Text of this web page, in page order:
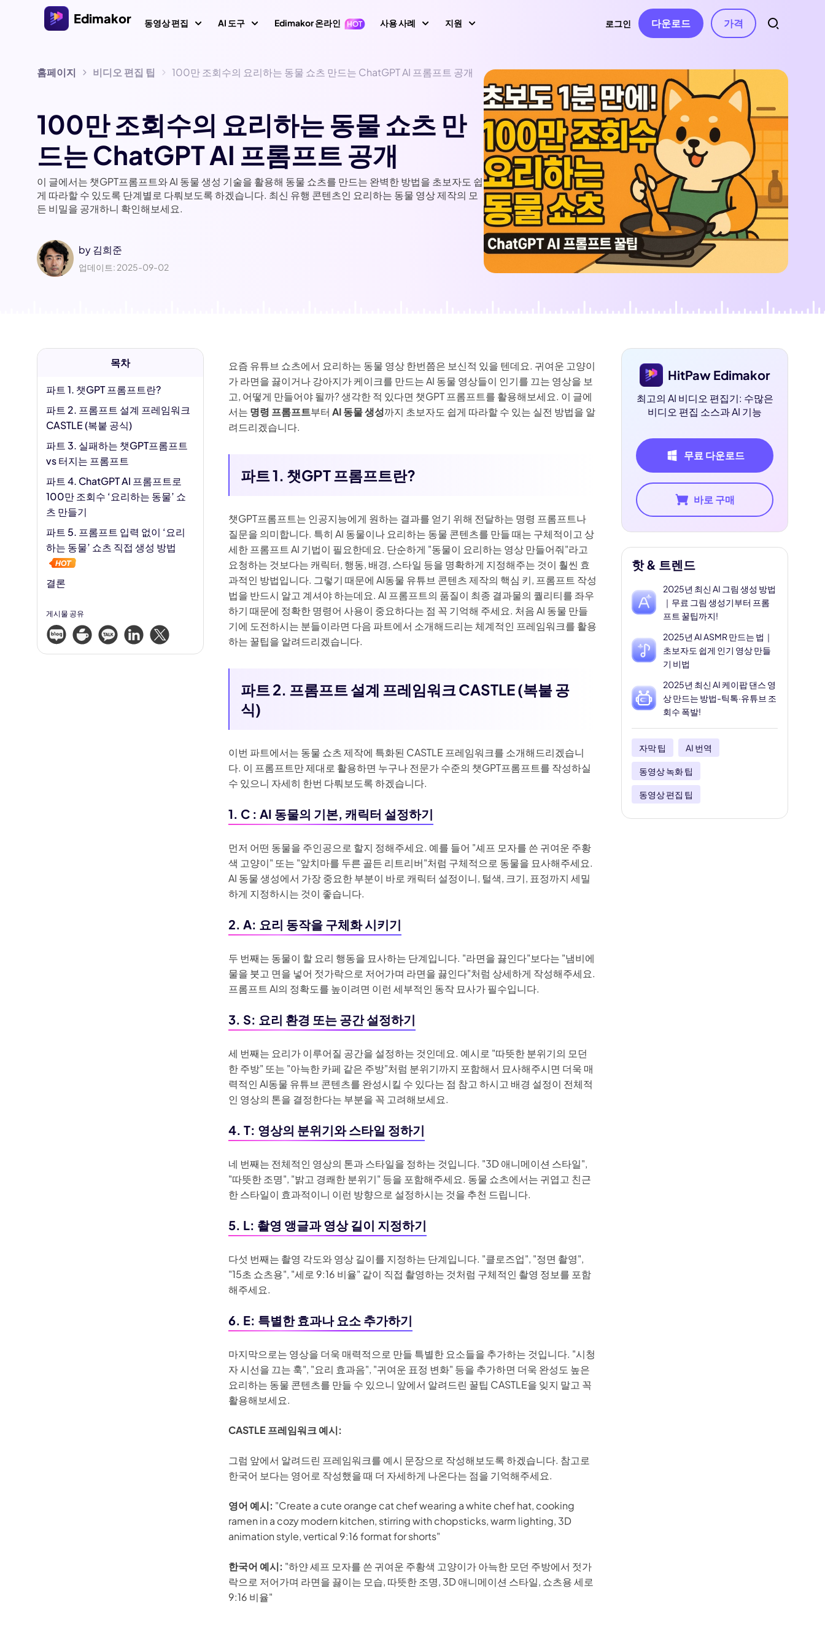
Edimakor 로그인 다운로드 가격
동영상 편집
플랫폼
Windows용 비디오 편집기
Windows 11/10를 위한 다양한 미디어 리소스를 갖춘
올인원 AI 비디오 편집기.
Mac용 비디오 편집기
Mac를 위한 다양한 AI 기능을 갖춘 간편한 비디오 편
집기.
동영상 편집
편집기
동영상 역재생 AI 동영상 생성
속도 램핑(속도 조절)
동영상 마스킹 오디오 편집
동영상 특수효과
동영상 필터
동영상 스티커
동영상 화면전화
동영상 템플릿
텍스트 애니메이션
AI 도구
모든 AI 기능 살펴보기
비디오/이미지
AI 아바타
성
이미지 동영상 변
환
동영상 번역
AI 말하는 사진 비디오 애니메이션
AI 노래하는 사진 AI 말하는 동물
자동 자막
음성 텍스트 변환
AI 동영상 스크립트
텍스트 기반 편집
오디오
AI 음악 생성
보컬 리무버
텍스트 음성 변환
음성 복제
AI 효과음
무음 구간 감지 및
제거
Edimakor 온라인 사용 사례
비디오 크리에이터
비디오 현지화
Nano Banana 이미지 프롬프트
AI ASMR 생성 AI 댄스 생성
AI 키스 생성 AI 포옹 영상 생성
AI 싸움 생성
텍스트로 브레인로트 비디오 생성 AI 성별 전환 필터
AI 산타 비디오
지원
지원 센터
가이드, 라이선스, 연락처
사용자 가이드
사용자 가이드 센터
How-to 글
All 팁 & 해결책
새로운 정보
최신 업데이트 & 수정 사항
YouTube
홈페이지 비디오 편집 팁 100만 조회수의 요리하는 동물 쇼츠 만드는 ChatGPT AI 프롬프트 공개
100만 조회수의 요리하는 동물 쇼츠 만
드는 ChatGPT AI 프롬프트 공개
이 글에서는 챗GPT프롬프트와 AI 동물 생성 기술을 활용해 동물 쇼츠를 만드는 완벽한 방법을 초보자도 쉽
게 따라할 수 있도록 단계별로 다뤄보도록 하겠습니다. 최신 유행 콘텐츠인 요리하는 동물 영상 제작의 모
든 비밀을 공개하니 확인해보세요.
by김희준
업데이트: 2025-09-02
목차
파트 1. 챗GPT 프롬프트란?
파트 2. 프롬프트 설계 프레임워크
CASTLE (복붙 공식)
파트 3. 실패하는 챗GPT프롬프트
vs 터지는 프롬프트
파트 4. ChatGPT AI 프롬프트로
100만 조회수 ‘요리하는 동물’ 쇼
츠 만들기
파트 5. 프롬프트 입력 없이 ‘요리
하는 동물’ 쇼츠 직접 생성 방법
결론
게시물 공유
요즘 유튜브 쇼츠에서 요리하는 동물 영상 한번쯤은 보신적 있을 텐데요. 귀여운 고양이
가 라면을 끓이거나 강아지가 케이크를 만드는 AI 동물 영상들이 인기를 끄는 영상을 보
고, 어떻게 만들어야 될까? 생각한 적 있다면 챗GPT 프롬프트를 활용해보세요. 이 글에
서는 명령 프롬프트부터 AI 동물 생성까지 초보자도 쉽게 따라할 수 있는 실전 방법을 알
려드리겠습니다.
파트 1. 챗GPT 프롬프트란?
챗GPT프롬프트는 인공지능에게 원하는 결과를 얻기 위해 전달하는 명령 프롬프트나
질문을 의미합니다. 특히 AI 동물이나 요리하는 동물 콘텐츠를 만들 때는 구체적이고 상
세한 프롬프트 AI 기법이 필요한데요. 단순하게 "동물이 요리하는 영상 만들어줘"라고
요청하는 것보다는 캐릭터, 행동, 배경, 스타일 등을 명확하게 지정해주는 것이 훨씬 효
과적인 방법입니다. 그렇기 때문에 AI동물 유튜브 콘텐츠 제작의 핵심 키, 프롬프트 작성
법을 반드시 알고 계셔야 하는데요. AI 프롬프트의 품질이 최종 결과물의 퀄리티를 좌우
하기 때문에 정확한 명령어 사용이 중요하다는 점 꼭 기억해 주세요. 처음 AI 동물 만들
기에 도전하시는 분들이라면 다음 파트에서 소개해드리는 체계적인 프레임워크를 활용
하는 꿀팁을 알려드리겠습니다.
파트 2. 프롬프트 설계 프레임워크 CASTLE (복붙 공
식)
이번 파트에서는 동물 쇼츠 제작에 특화된 CASTLE 프레임워크를 소개해드리겠습니
다. 이 프롬프트만 제대로 활용하면 누구나 전문가 수준의 챗GPT프롬프트를 작성하실
수 있으니 자세히 한번 다뤄보도록 하겠습니다.
1. C : AI 동물의 기본, 캐릭터 설정하기
먼저 어떤 동물을 주인공으로 할지 정해주세요. 예를 들어 "셰프 모자를 쓴 귀여운 주황
색 고양이" 또는 "앞치마를 두른 골든 리트리버"처럼 구체적으로 동물을 묘사해주세요.
AI 동물 생성에서 가장 중요한 부분이 바로 캐릭터 설정이니, 털색, 크기, 표정까지 세밀
하게 지정하시는 것이 좋습니다.
2. A: 요리 동작을 구체화 시키기
두 번째는 동물이 할 요리 행동을 묘사하는 단계입니다. "라면을 끓인다"보다는 "냄비에
물을 붓고 면을 넣어 젓가락으로 저어가며 라면을 끓인다"처럼 상세하게 작성해주세요.
프롬프트 AI의 정확도를 높이려면 이런 세부적인 동작 묘사가 필수입니다.
3. S: 요리 환경 또는 공간 설정하기
세 번째는 요리가 이루어질 공간을 설정하는 것인데요. 예시로 "따뜻한 분위기의 모던
한 주방" 또는 "아늑한 카페 같은 주방"처럼 분위기까지 포함해서 묘사해주시면 더욱 매
력적인 AI동물 유튜브 콘텐츠를 완성시킬 수 있다는 점 참고 하시고 배경 설정이 전체적
인 영상의 톤을 결정한다는 부분을 꼭 고려해보세요.
4. T: 영상의 분위기와 스타일 정하기
네 번째는 전체적인 영상의 톤과 스타일을 정하는 것입니다. "3D 애니메이션 스타일",
"따뜻한 조명", "밝고 경쾌한 분위기" 등을 포함해주세요. 동물 쇼츠에서는 귀엽고 친근
한 스타일이 효과적이니 이런 방향으로 설정하시는 것을 추천 드립니다.
5. L: 촬영 앵글과 영상 길이 지정하기
다섯 번째는 촬영 각도와 영상 길이를 지정하는 단계입니다. "클로즈업", "정면 촬영",
"15초 쇼츠용", "세로 9:16 비율" 같이 직접 촬영하는 것처럼 구체적인 촬영 정보를 포함
해주세요.
6. E: 특별한 효과나 요소 추가하기
마지막으로는 영상을 더욱 매력적으로 만들 특별한 요소들을 추가하는 것입니다. "시청
자 시선을 끄는 훅", "요리 효과음", "귀여운 표정 변화" 등을 추가하면 더욱 완성도 높은
요리하는 동물 콘텐츠를 만들 수 있으니 앞에서 알려드린 꿀팁 CASTLE을 잊지 말고 꼭
활용해보세요.
CASTLE 프레임워크 예시:
그럼 앞에서 알려드린 프레임워크를 예시 문장으로 작성해보도록 하겠습니다. 참고로
한국어 보다는 영어로 작성했을 때 더 자세하게 나온다는 점을 기억해주세요.
영어 예시: "Create a cute orange cat chef wearing a white chef hat, cooking
ramen in a cozy modern kitchen, stirring with chopsticks, warm lighting, 3D
animation style, vertical 9:16 format for shorts"
한국어 예시: "하얀 셰프 모자를 쓴 귀여운 주황색 고양이가 아늑한 모던 주방에서 젓가
락으로 저어가며 라면을 끓이는 모습, 따뜻한 조명, 3D 애니메이션 스타일, 쇼츠용 세로
9:16 비율"
HitPaw Edimakor
최고의 AI 비디오 편집기: 수많은
비디오 편집 소스과 AI 기능
무료 다운로드
바로 구매
핫 & 트렌드
2025년 최신 AI 그림 생성 방법
｜무료 그림 생성기부터 프롬
프트 꿀팁까지!
2025년 AI ASMR 만드는 법｜
초보자도 쉽게 인기 영상 만들
기 비법
2025년 최신 AI 케이팝 댄스 영
상 만드는 방법-틱톡·유튜브 조
회수 폭발!
자막 팁 AI 번역
동영상 녹화 팁
동영상 편집 팁
Kling 3.0 × Edimakor Hot
어떤 사진이든 리듬과 움직임이 있는
바로 체험